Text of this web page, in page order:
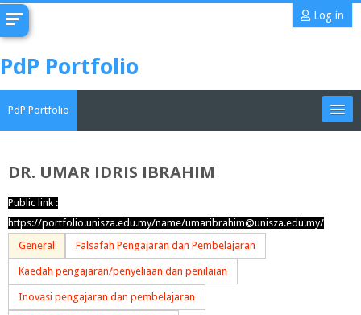
content
Log in
PdP Portfolio
PdP Portfolio
English ‎(en)‎
Search
portfolios
DR. UMAR IDRIS IBRAHIM
Public link :
https://portfolio.unisza.edu.my/name/umaribrahim@unisza.edu.my/
General
Falsafah Pengajaran dan Pembelajaran
Kaedah pengajaran/penyeliaan dan penilaian
Inovasi pengajaran dan pembelajaran